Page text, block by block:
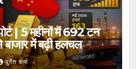
| 5 महीनों में 692 टन
में बढ़ी हलचल
दुर्गेश शर्मा